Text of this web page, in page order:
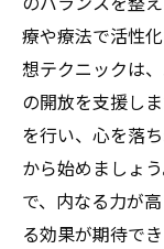
療や療法で活性
想テクニックは
の開放を支援し
を行い、心を落
から始めましょ
で、内なる力が
る効果が期待でき